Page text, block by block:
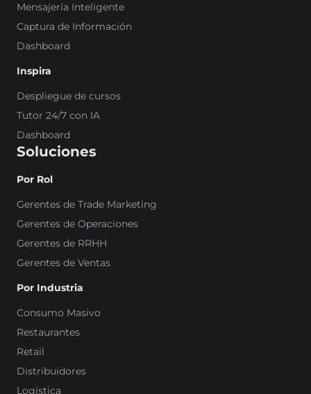
Mensajería Inteligente
Captura de Información
Dashboard
Inspira
Despliegue de cursos
Tutor 24/7 con IA
Dashboard
Soluciones
Por Rol
Gerentes de Trade Marketing
Gerentes de Operaciones
Gerentes de RRHH
Gerentes de Ventas
Por Industria
Consumo Masivo
Restaurantes
Retail
Distribuidores
Logística